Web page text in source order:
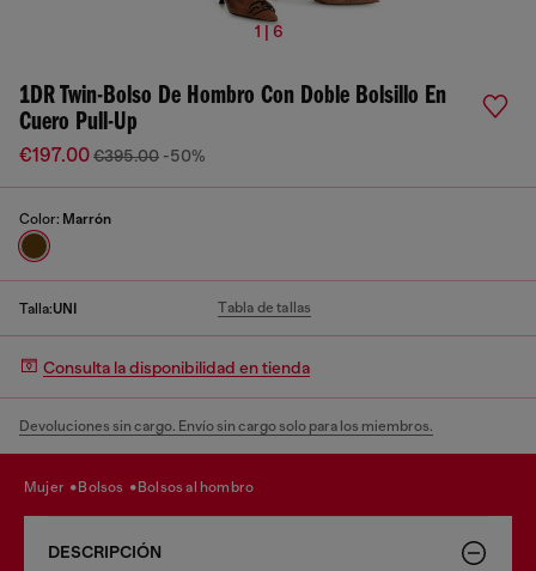
1 | 6
1DR Twin-Bolso De Hombro Con Doble Bolsillo En
Cuero Pull-Up
€197.00€395.00 -50%
Color: Marrón
Talla:UNI Tabla de tallas
Consulta la disponibilidad en tienda
Devoluciones sin cargo. Envío sin cargo solo para los miembros.
mujer bolsos bolsos al hombro
DESCRIPCIÓN